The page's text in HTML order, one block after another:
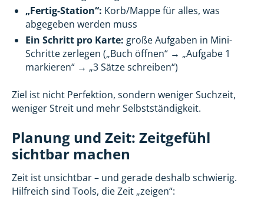
„Fertig-Station“: Korb/Mappe für alles, was
abgegeben werden muss
Ein Schritt pro Karte: große Aufgaben in Mini-
Schritte zerlegen („Buch öffnen“ → „Aufgabe 1
markieren“ → „3 Sätze schreiben“)
Ziel ist nicht Perfektion, sondern weniger Suchzeit,
weniger Streit und mehr Selbstständigkeit.
Planung und Zeit: Zeitgefühl
sichtbar machen
Zeit ist unsichtbar – und gerade deshalb schwierig.
Hilfreich sind Tools, die Zeit „zeigen“: